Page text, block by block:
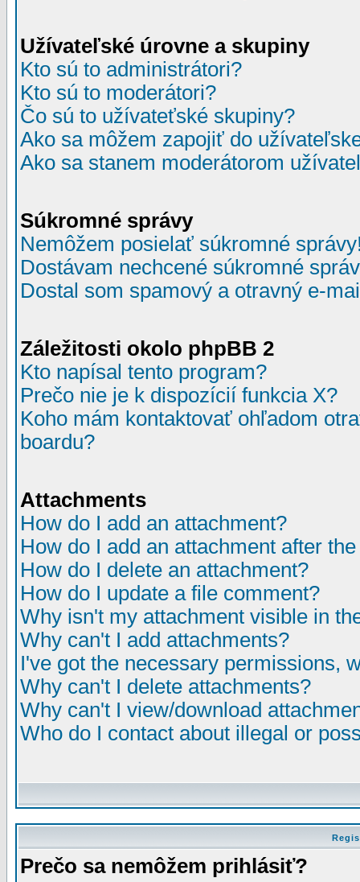
Užívateľské úrovne a skupiny
Kto sú to administrátori?
Kto sú to moderátori?
Čo sú to užívateťské skupiny?
Ako sa môžem zapojiť do
Ako sa stanem moderátorom
Súkromné správy
Nemôžem posielať súkromné
Dostávam nechcené súkromné
Dostal som spamový a otravný e-
Záležitosti okolo phpBB 2
Kto napísal tento program?
Prečo nie je k dispozícií funkcia X?
Koho mám kontaktovať ohľadom
boardu?
Attachments
How do I add an attachment?
How do I add an attachment after
How do I delete an attachment?
How do I update a file comment?
Why isn't my attachment visible in
Why can't I add attachments?
I've got the necessary permissions,
Why can't I delete attachments?
Why can't I view/download
Who do I contact about illegal or
Prečo sa nemôžem prihlásiť?